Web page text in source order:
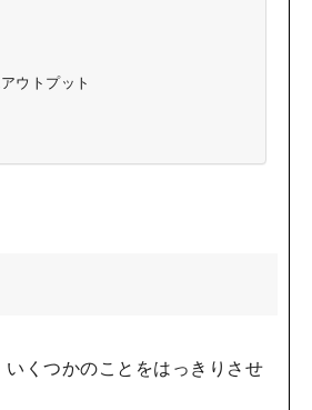
ウトプット
いくつかのことをはっきりさせ